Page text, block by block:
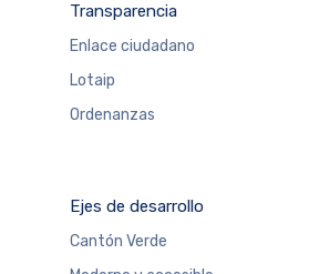
Transparencia
Enlace ciudadano
Lotaip
Ordenanzas
Ejes de desarrollo
Cantón Verde